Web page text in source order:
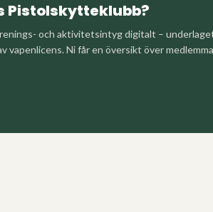
Pistolskytteklubb?
och aktivitetsintyg digitalt –
vapenlicens. Ni får en översikt över